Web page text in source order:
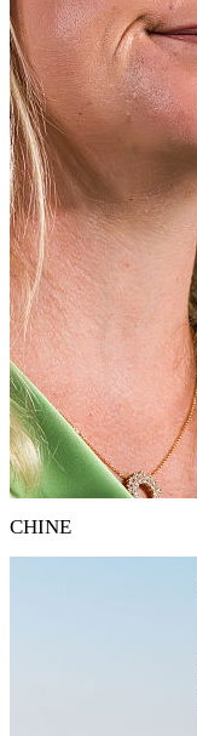
CHINE